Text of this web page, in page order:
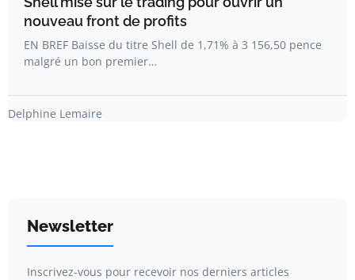
nouveau front de profits
EN BREF Baisse du titre Shell de 1,71% à 3 156,50 pence
malgré un bon premier…
Delphine Lemaire
Newsletter
Inscrivez-vous pour recevoir nos derniers articles